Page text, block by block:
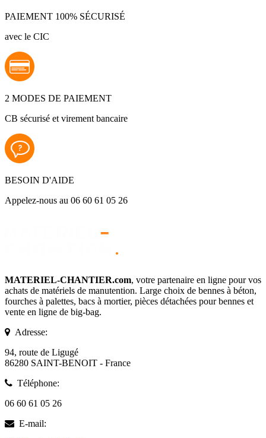
PAIEMENT 100% SÉCURISÉ
avec le CIC
2 MODES DE PAIEMENT
CB sécurisé et virement bancaire
BESOIN D'AIDE
Appelez-nous au 06 60 61 05 26
MATERIEL-CHANTIER.com, votre partenaire en ligne pour vos
achats de matériels de manutention. Large choix de bennes à béton,
fourches à palettes, bacs à mortier, pièces détachées pour bennes et
vente en ligne de big-bag.
Adresse:
94, route de Ligugé
86280 SAINT-BENOIT - France
Téléphone:
06 60 61 05 26
E-mail: